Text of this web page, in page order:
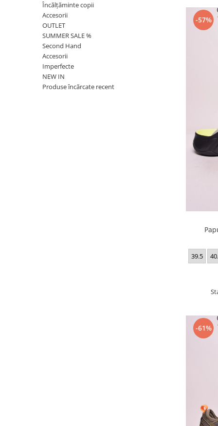
Încălțăminte copii
Accesorii
OUTLET
SUMMER SALE %
Second Hand
Accesorii
Imperfecte
NEW IN
Produse încărcate recent
-57%
39.5
-61%